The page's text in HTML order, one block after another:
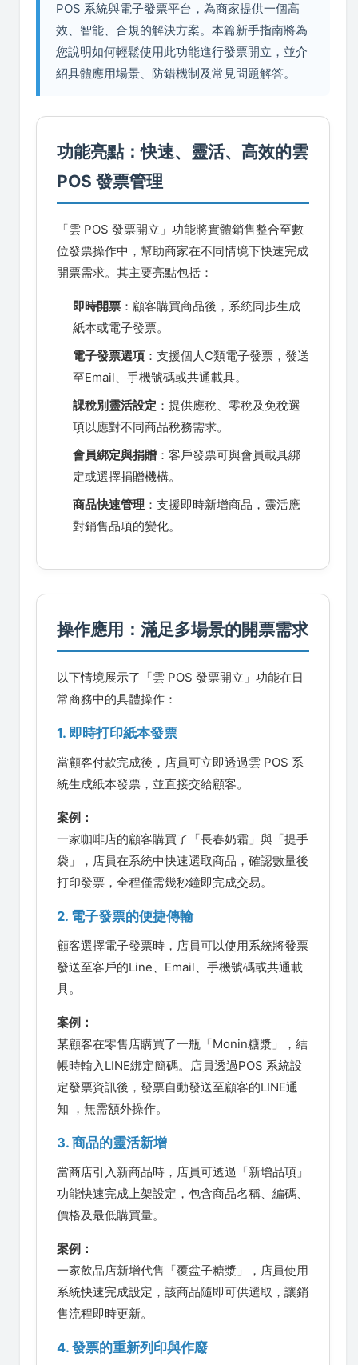
POS 系統與電子發票平台，為商家提供一個高
效、智能、合規的解決方案。本篇新手指南將為
您說明如何輕鬆使用此功能進行發票開立，並介
紹具體應用場景、防錯機制及常見問題解答。
功能亮點：快速、靈活、高效的雲
POS 發票管理
「雲 POS 發票開立」功能將實體銷售整合至數
位發票操作中，幫助商家在不同情境下快速完成
開票需求。其主要亮點包括：
即時開票 ：顧客購買商品後，系統同步生成
紙本或電子發票。
電子發票選項 ：支援個人C類電子發票，發送
至Email、手機號碼或共通載具。
課稅別靈活設定 ：提供應稅、零稅及免稅選
項以應對不同商品稅務需求。
會員綁定與捐贈 ：客戶發票可與會員載具綁
定或選擇捐贈機構。
商品快速管理 ：支援即時新增商品，靈活應
對銷售品項的變化。
操作應用：滿足多場景的開票需求
以下情境展示了「雲 POS 發票開立」功能在日
常商務中的具體操作：
1. 即時打印紙本發票
當顧客付款完成後，店員可立即透過雲 POS 系
統生成紙本發票，並直接交給顧客。
案例：
一家咖啡店的顧客購買了「長春奶霜」與「提手
袋」，店員在系統中快速選取商品，確認數量後
打印發票，全程僅需幾秒鐘即完成交易。
2. 電子發票的便捷傳輸
顧客選擇電子發票時，店員可以使用系統將發票
發送至客戶的Line、Email、手機號碼或共通載
具。
案例：
某顧客在零售店購買了一瓶「Monin糖漿」，結
帳時輸入LINE綁定簡碼。店員透過POS 系統設
定發票資訊後，發票自動發送至顧客的LINE通
知 ，無需額外操作。
3. 商品的靈活新增
當商店引入新商品時，店員可透過「新增品項」
功能快速完成上架設定，包含商品名稱、編碼、
價格及最低購買量。
案例：
一家飲品店新增代售「覆盆子糖漿」，店員使用
系統快速完成設定，該商品隨即可供選取，讓銷
售流程即時更新。
4. 發票的重新列印與作廢